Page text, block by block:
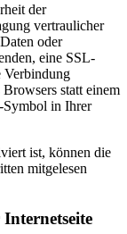
der
vertraulicher
oder
eine SSL-
Verbindung
statt einem
Symbol in Ihrer
ist, können die
mitgelesen